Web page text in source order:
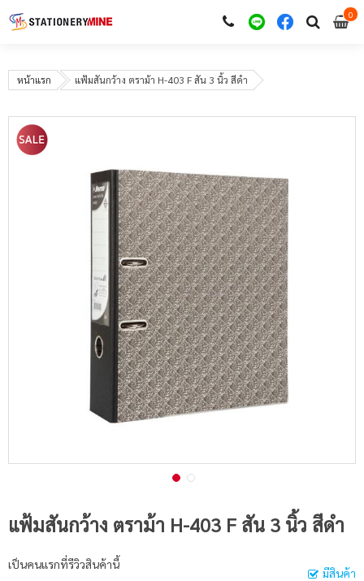
00
หน้าแรก แฟ้มสันกว้าง ตราม้า H-403 F สัน 3 นิ้ว สีดำ
แฟ้มสันกว้าง ตราม้า H-403 F สัน 3 นิ้ว สีดำ
มีสินค้า
เป็นคนแรกที่รีวิวสินค้านี้